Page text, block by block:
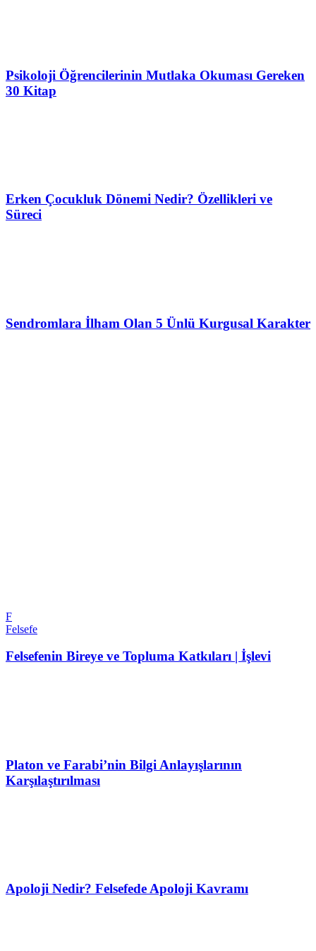
Psikoloji Öğrencilerinin Mutlaka Okuması Gereken
30 Kitap
Erken Çocukluk Dönemi Nedir? Özellikleri ve
Süreci
Sendromlara İlham Olan 5 Ünlü Kurgusal Karakter
F
Felsefe
Felsefenin Bireye ve Topluma Katkıları | İşlevi
Platon ve Farabi’nin Bilgi Anlayışlarının
Karşılaştırılması
Apoloji Nedir? Felsefede Apoloji Kavramı